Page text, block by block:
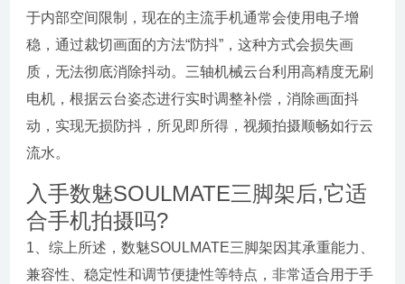
于内部空间限制，现在的主流手机通常会使用电子增
稳，通过裁切画面的方法“防抖”，这种方式会损失画
质，无法彻底消除抖动。三轴机械云台利用高精度无刷
电机，根据云台姿态进行实时调整补偿，消除画面抖
动，实现无损防抖，所见即所得，视频拍摄顺畅如行云
流水。
入手数魅SOULMATE三脚架后,它适
合手机拍摄吗?
1、综上所述，数魅SOULMATE三脚架因其承重能力、
兼容性、稳定性和调节便捷性等特点，非常适合用于手